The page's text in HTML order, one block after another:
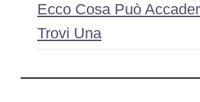
Ecco Cosa Può
Trovi Una